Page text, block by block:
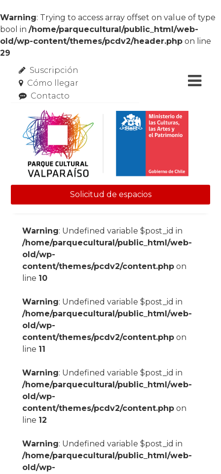
Warning: Trying to access array offset on value of type
bool in /home/parquecultural/public_html/web-
old/wp-content/themes/pcdv2/header.php on line
29
Suscripción
Cómo llegar
Contacto
Solicitud de espacios
Warning: Undefined variable $post_id in
/home/parquecultural/public_html/web-
old/wp-
content/themes/pcdv2/content.phpon
line 10
Warning: Undefined variable $post_id in
/home/parquecultural/public_html/web-
old/wp-
content/themes/pcdv2/content.phpon
line 11
Warning: Undefined variable $post_id in
/home/parquecultural/public_html/web-
old/wp-
content/themes/pcdv2/content.phpon
line 12
Warning: Undefined variable $post_id in
/home/parquecultural/public_html/web-
old/wp-